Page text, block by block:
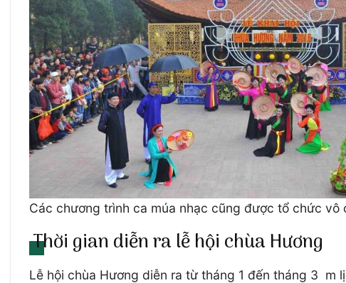
Các chương trình ca múa nhạc cũng được tổ chức vô
Thời gian diễn ra lễ hội chùa Hương
Lễ hội chùa Hương diễn ra từ tháng 1 đến tháng 3 m